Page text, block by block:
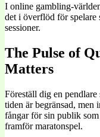
I online gambling-
det i överflöd för spelare
sessioner.
The Pulse of
Matters
Föreställ dig en pendlare
tiden är begränsad, men
fångar för sin publik
framför maratonspel.